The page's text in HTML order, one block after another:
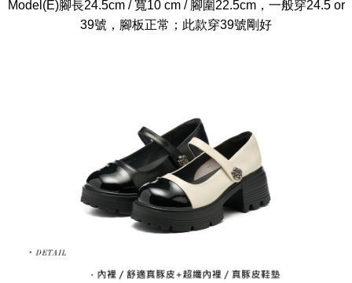
Model(E)腳長24.5cm / 寬10 cm / 腳圍22.5cm，一般穿24.5 or
39號，腳板正常；此款穿39號剛好